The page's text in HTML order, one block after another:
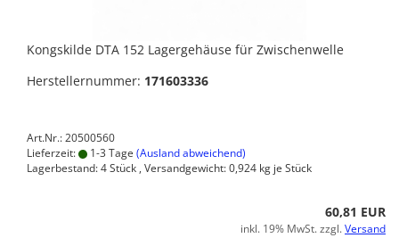
Kongskilde DTA 152 Lagergehäuse für Zwischenwelle
Herstellernummer: 171603336
Art.Nr.: 20500560
Lieferzeit:
1-3 Tage (Ausland abweichend)
Lagerbestand: 4 Stück , Versandgewicht:0,924 kg je Stück
60,81 EUR
inkl. 19% MwSt. zzgl.Versand